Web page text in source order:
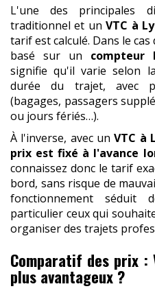
L'une des principales
traditionnel et unVTC à
tarif est calculé. Dans le
basé sur un compteur
signifie qu'il varie selon
durée du trajet, avec
(bagages, passagers
ou jours fériés…).
À l'inverse, avec unVTC à
prix est fixé à l'avance
connaissez donc le tarif
bord, sans risque de
fonctionnement séduit
particulier ceux qui
organiser des trajets
Comparatif des prix :
plus avantageux ?